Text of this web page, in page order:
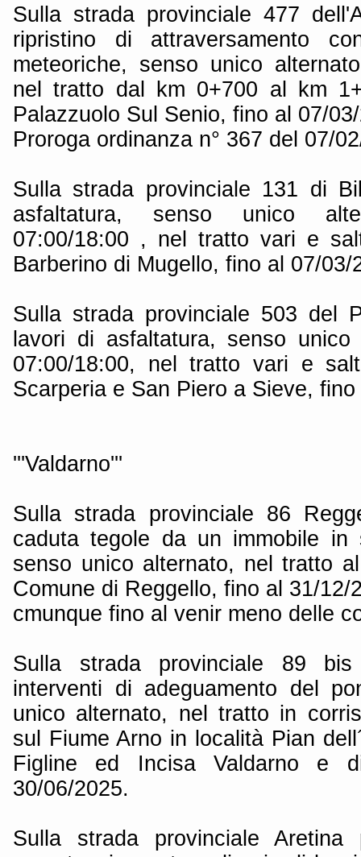
Sulla strada provinciale 477
ripristino di attraversamento
meteoriche, senso unico
nel tratto dal km 0+700 al km
Palazzuolo Sul Senio, fino al 07/
Proroga ordinanza n° 367 del 07/
Sulla strada provinciale 131 di
asfaltatura, senso unico
07:00/18:00 , nel tratto vari e
Barberino di Mugello, fino al 07/03/
Sulla strada provinciale 503 del
lavori di asfaltatura, senso
07:00/18:00, nel tratto vari e
Scarperia e San Piero a Sieve,
'''Valdarno'''
Sulla strada provinciale 86
caduta tegole da un immobile in
senso unico alternato, nel tratto
Comune di Reggello, fino al 31/12/
cmunque fino al venir meno delle
Sulla strada provinciale 89
interventi di adeguamento del
unico alternato, nel tratto in
sul Fiume Arno in località Pian
Figline ed Incisa Valdarno e
30/06/2025.
Sulla strada provinciale